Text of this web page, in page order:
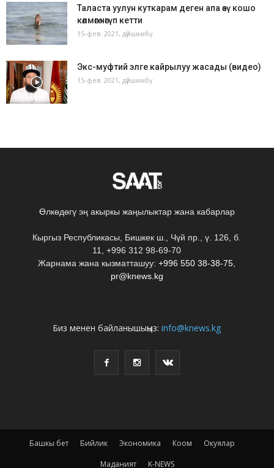
Таласта уулун куткарам деген апа өзү кошо
көлмөгө чөгүп кетти
15-фев. 2021, дүйшөмбү
Экс-муфтий элге кайрылуу жасады (видео)
15-фев. 2021, дүйшөмбү
Өлкөдөгү эң акыркы жаңылыктар жана кабарлар
Кыргыз Республикасы, Бишкек ш., Чүй пр., ү. 126, б.
11, +996 312 98-69-70
Жарнама жана кызматташуу:+996 550 38-38-75
pr@knews.kg
Биз менен байланышыңыз:info@knews.kg
Башкы бет Бийлик Экономика Коом
Окуялар
Маданият
K-NEWS